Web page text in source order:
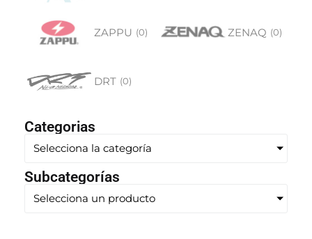
ZAPPU (0) ZENAQ (0)
DRT (0)
Categorias
Selecciona la categoría
Subcategorías
Selecciona un producto